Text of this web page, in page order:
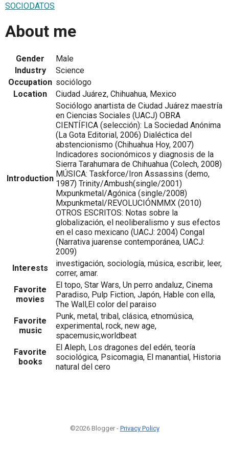
SOCIODATOS
About me
Gender
Male
Industry
Science
Occupation sociólogo
Location
Ciudad Juárez, Chihuahua, Mexico
Introduction
Sociólogo anartista de Ciudad Juárez maestría
en Ciencias Sociales (UACJ) OBRA
CIENTÍFICA (selección): La Sociedad Anónima
(La Gota Editorial, 2006) Dialéctica del
abstencionismo (Chihuahua Hoy, 2007)
Indicadores socionómicos y diagnosis de la
Sierra Tarahumara de Chihuahua (Colech, 2008)
MÚSICA: Taskforce/Iron Assassins (demo,
1987) Trinity/Ambush(single/2001)
Mxpunkmetal/Agónica (single/2008)
Mxpunkmetal/REVOLUCIÓNMMX (2010)
OTROS ESCRITOS: Notas sobre la
globalización, el neoliberalismo y sus efectos
en el caso mexicano (UACJ: 2004) Congal
(Narrativa juarense contemporánea, UACJ:
2009)
Interests
investigación, sociología, música, escribir, leer,
correr, amar.
Favorite
movies
El topo, Star Wars, Un perro andaluz, Cinema
Paradiso, Pulp Fiction, Japón, Hable con ella,
The Wall,El color del paraiso
Favorite
music
Punk, metal, tribal, clásica, etnomúsica,
experimental, rock, new age,
spacemusic,worldbeat
Favorite
books
El Aleph, Los dragones del edén, teoría
sociológica, Psicomagia, El manantial, Historia
natural del cero
©2026 Blogger - Privacy Policy